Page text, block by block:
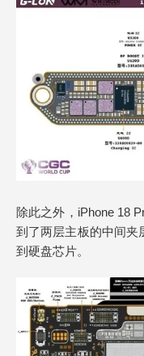
除此之外，iPhone 18
到了两层主板的中间夹
到硬盘芯片。